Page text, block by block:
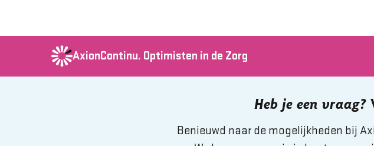
AxionContinu. Optimisten in de Zorg
Heb je een vraag?
Benieuwd naar de mogelijkheden bij